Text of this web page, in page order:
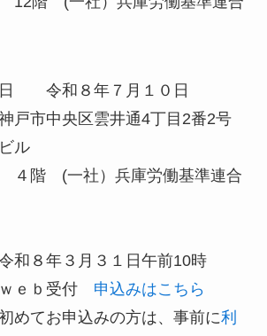
令和８年７月１０日
中央区雲井通4丁目2番2号
ル
）兵庫労働基準連合
８年３月３１日午前10時
ｂ受付 申込みはこちら
込みの方は、事前に利